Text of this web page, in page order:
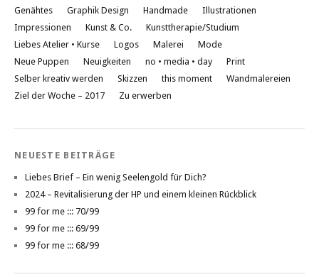
Genähtes
Graphik Design Handmade
Illustrationen
Impressionen
Kunst & Co.
Kunsttherapie/Studium
Liebes Atelier • Kurse
Logos Malerei
Mode
Neue Puppen
Neuigkeiten no • media • day
Print
Selber kreativ werden
Skizzen this moment
Wandmalereien
Ziel der Woche – 2017
Zu erwerben
NEUESTE BEITRÄGE
Liebes Brief – Ein wenig Seelengold für Dich?
2024 – Revitalisierung der HP und einem kleinen Rückblick
99 for me ::: 70/99
99 for me ::: 69/99
99 for me ::: 68/99